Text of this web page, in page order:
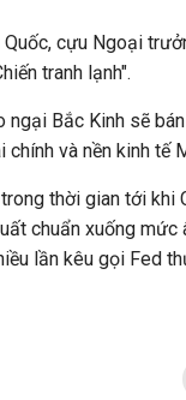
Quốc, cựu Ngoại
tranh lạnh".
ngại Bắc Kinh sẽ
chính và nền kinh tế
thời gian tới
chuẩn xuống mức
lần kêu gọi Fed